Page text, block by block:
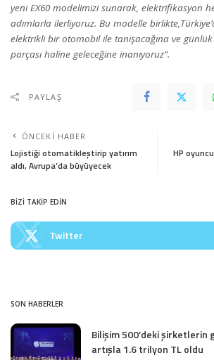
yeni EX60 modelimizi sunarak, elektrifikasyon
adımlarla ilerliyoruz. Bu modelle
elektrikli bir otomobil ile tanışacağına ve
parçası haline geleceğine inanıyoruz”.
PAYLAŞ
ÖNCEKI HABER
Lojistiği otomatikleştirip yatırım
aldı, Avrupa’da büyüyecek
HP
BİZİ TAKİP EDİN
Twitter
SON HABERLER
Bilişim 500’deki şirketlerin
artışla 1.6 trilyon TL oldu